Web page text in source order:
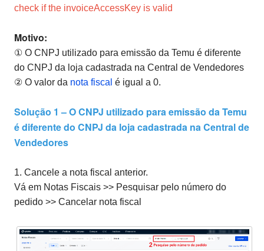
check if the invoiceAccessKey is valid
Motivo:
① O CNPJ utilizado para emissão da Temu é diferente
do CNPJ da loja cadastrada na Central de Vendedores
② O valor da nota fiscal é igual a 0.
Solução 1 – O CNPJ utilizado para emissão da Temu
é diferente do CNPJ da loja cadastrada na Central de
Vendedores
1. Cancele a nota fiscal anterior.
Vá em Notas Fiscais >> Pesquisar pelo número do
pedido >> Cancelar nota fiscal